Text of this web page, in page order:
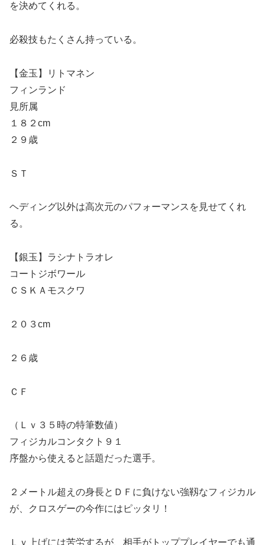
を決めてくれる。
必殺技もたくさん持っている。
【金玉】リトマネン
フィンランド
見所属
１８２cm
２９歳
ＳＴ
ヘディング以外は高次元のパフォーマンスを見せてくれ
る。
【銀玉】ラシナトラオレ
コートジボワール
ＣＳＫＡモスクワ
２０３cm
２６歳
ＣＦ
（Ｌｖ３５時の特筆数値）
フィジカルコンタクト９１
序盤から使えると話題だった選手。
２メートル超えの身長とＤＦに負けない強靱なフィジカル
が、クロスゲーの今作にはピッタリ！
Ｌｖ上げには苦労するが、相手がトッププレイヤーでも通